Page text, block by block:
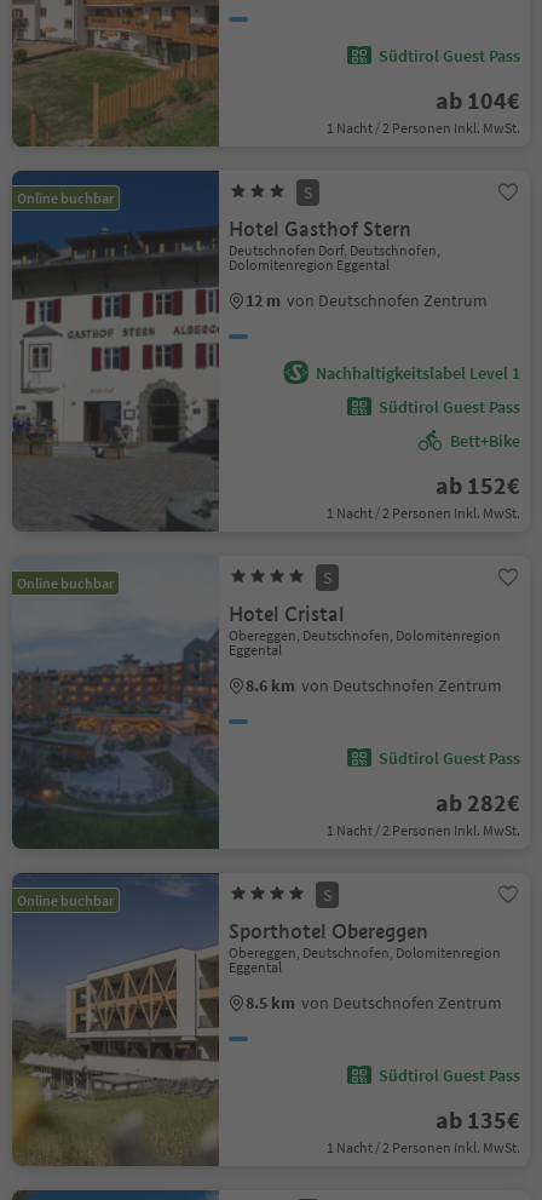
Südtirol Guest Pass
ab 104€
1 Nacht / 2 Personen Inkl. MwSt.
Online buchbar S
Hotel Gasthof Stern
Deutschnofen Dorf, Deutschnofen,
Dolomitenregion Eggental
12 m von Deutschnofen Zentrum
Nachhaltigkeitslabel Level 1
Südtirol Guest Pass
Bett+Bike
ab 152€
1 Nacht / 2 Personen Inkl. MwSt.
Online buchbar S
Hotel Cristal
Obereggen, Deutschnofen, Dolomitenregion
Eggental
8.6 km von Deutschnofen Zentrum
Südtirol Guest Pass
ab 282€
1 Nacht / 2 Personen Inkl. MwSt.
Online buchbar S
Sporthotel Obereggen
Obereggen, Deutschnofen, Dolomitenregion
Eggental
8.5 km von Deutschnofen Zentrum
Südtirol Guest Pass
ab 135€
1 Nacht / 2 Personen Inkl. MwSt.